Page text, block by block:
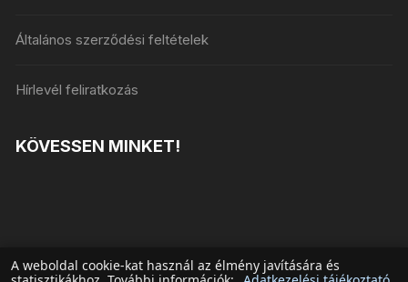
Általános szerződési feltételek
Hírlevél feliratkozás
KÖVESSEN MINKET!
A weboldal cookie-kat használ az élmény javítására és